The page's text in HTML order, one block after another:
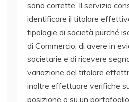
sono corrette. Il servizio
identificare il titolare
tipologie di società purché
di Commercio, di avere in
societarie e di ricevere
variazione del titolare
inoltre effettuare verifiche
posizione o su un